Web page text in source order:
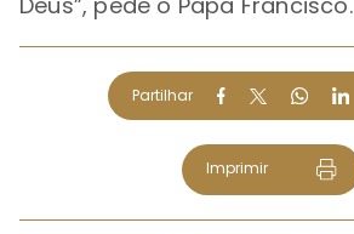
Partilhar
Imprimir